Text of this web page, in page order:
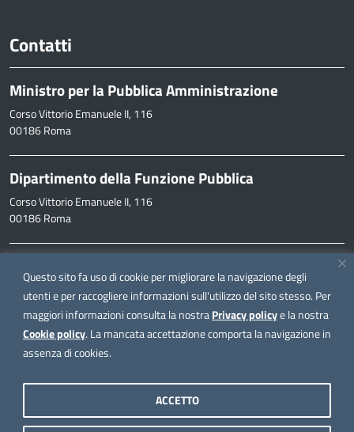
Questo sito fa uso di cookie per migliorare la navigazione degli
utenti e per raccogliere informazioni sull'utilizzo del sito stesso. Per
maggiori informazioni consulta la nostraPrivacy policye la nostra
Cookie policy. La mancata accettazione comporta la navigazione in
assenza di cookies.
ACCETTO
Contatti
Ministro per la Pubblica Amministrazione
Corso Vittorio Emanuele II, 116
00186 Roma
Dipartimento della Funzione Pubblica
Corso Vittorio Emanuele II, 116
00186 Roma
inpa@funzionepubblica.it
FAQ
FAQ – Domande e risposte
Seguici su